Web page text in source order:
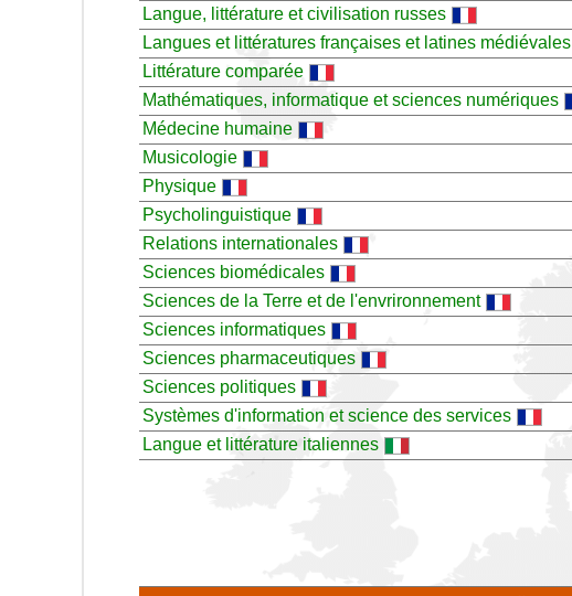
Langue, littérature et civilisation russes
Langues et littératures françaises et latines médiévales
Littérature comparée
Mathématiques, informatique et sciences numériques
Médecine humaine
Musicologie
Physique
Psycholinguistique
Relations internationales
Sciences biomédicales
Sciences de la Terre et de l'envrironnement
Sciences informatiques
Sciences pharmaceutiques
Sciences politiques
Systèmes d'information et science des services
Langue et littérature italiennes